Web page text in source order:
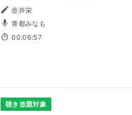
壺井栄
青都みなも
00:06:57
聴き放題対象